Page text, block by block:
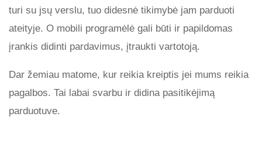
turi su jsų verslu, tuo didesnė tikimybė jam parduoti
ateityje. O mobili programėlė gali būti ir papildomas
įrankis didinti pardavimus, įtraukti vartotoją.
Dar žemiau matome, kur reikia kreiptis jei mums reikia
pagalbos. Tai labai svarbu ir didina pasitikėjimą
parduotuve.